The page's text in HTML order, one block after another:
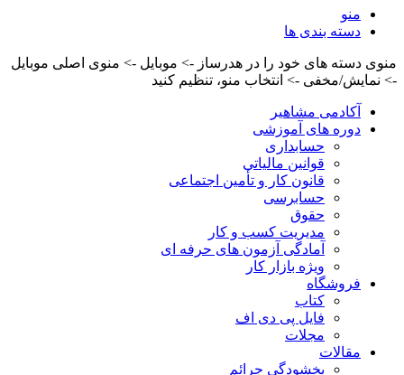
منو
دسته بندی ها
منوی دسته های خود را در هدرساز -> موبایل -> منوی اصلی موبایل
-> نمایش/مخفی -> انتخاب منو، تنظیم کنید
آکادمی مشاهیر
دوره های آموزشی
حسابداری
قوانین مالیاتی
قانون کار و تأمین اجتماعی
حسابرسی
حقوق
مدیریت کسب و کار
آمادگی آزمون های حرفه ای
ویژه بازار کار
فروشگاه
کتاب
فایل پی دی اف
مجلات
مقالات
بخشودگی جرائم